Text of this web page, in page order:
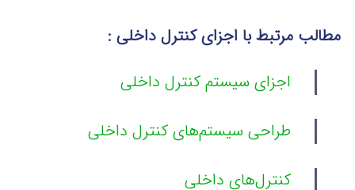
مطالب مرتبط با اجزای کنترل داخلی :
اجزای سیستم کنترل داخلی
طراحی سیستم‌های کنترل داخلی
کنترل‌های داخلی